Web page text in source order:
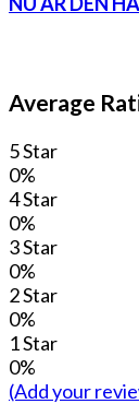
Average
5 Star
0%
4 Star
0%
3 Star
0%
2 Star
0%
1 Star
0%
(Add your